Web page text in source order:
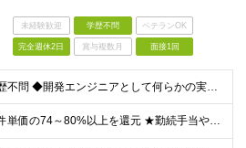
未経験歓迎 学歴不問 ベテランOK
完全週休2日 賞与複数月 面接1回
◆学歴不問 ◆開発エンジニアとして何らかの実務経験をお持ちの方 ※経験年数は問いません。 ≪こんな方にピッタリ≫ □ 今の現場のまま給与を上げたい □ 毎日コードを書くだけの環境から抜け出したい □
★案件単価の74～80%以上を還元 ★勤続手当やリーダー手当の他に社員同士でのランチ代手当などのちょっと嬉しい手当も。 月給30万円～70万円＋各種手当＋賞与（年1回/実績による） ※経験・スキルを